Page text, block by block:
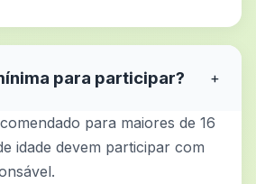
para participar? +
para maiores de 16
idade devem participar com